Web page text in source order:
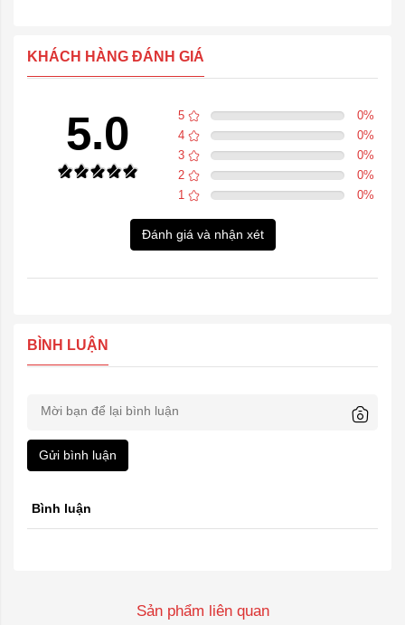
KHÁCH HÀNG ĐÁNH GIÁ
5.0 5 0%
4
0%
3
0%
2
0%
1
0%
Đánh giá và nhận xét
BÌNH LUẬN
Gửi bình luận
Bình luận
Sản phẩm liên quan